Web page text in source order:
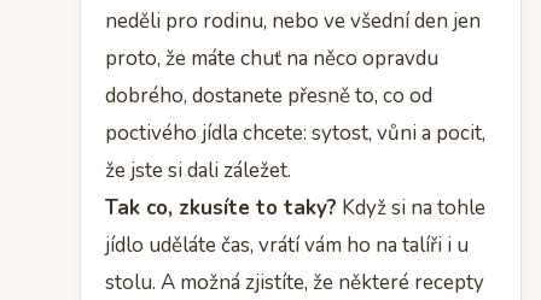
neděli pro rodinu, nebo ve všední den jen
proto, že máte chuť na něco opravdu
dobrého, dostanete přesně to, co od
poctivého jídla chcete: sytost, vůni a pocit,
že jste si dali záležet.
Tak co, zkusíte to taky? Když si na tohle
jídlo uděláte čas, vrátí vám ho na talíři i u
stolu. A možná zjistíte, že některé recepty